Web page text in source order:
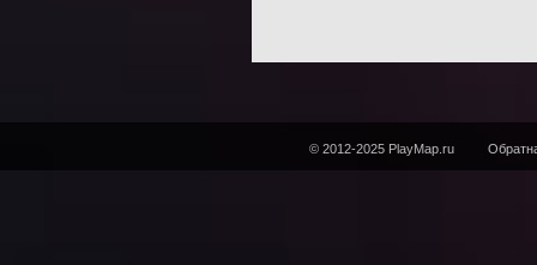
© 2012-2025 PlayMap.ru